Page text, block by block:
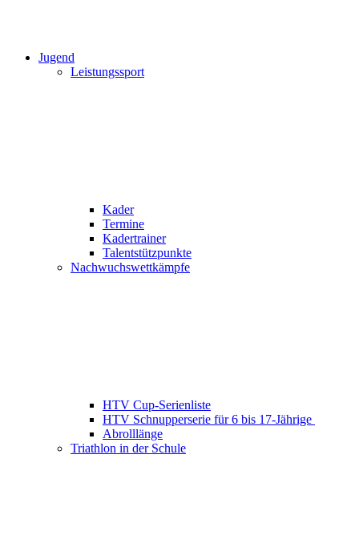
Jugend
Leistungssport
Kader
Termine
Kadertrainer
Talentstützpunkte
Nachwuchswettkämpfe
HTV Cup-Serienliste
HTV Schnupperserie für 6 bis 17-Jährige
Abrolllänge
Triathlon in der Schule